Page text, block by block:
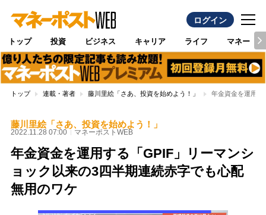
ログイン
トップ 投資 ビジネス キャリア ライフ マネー
トップ 連載・著者 藤川里絵「さあ、投資を始めよう！」 年金資金を運用す
藤川里絵「さあ、投資を始めよう！」
2022.11.28 07:00 マネーポストWEB
年金資金を運用する「GPIF」リーマンシ
ョック以来の3四半期連続赤字でも心配
無用のワケ